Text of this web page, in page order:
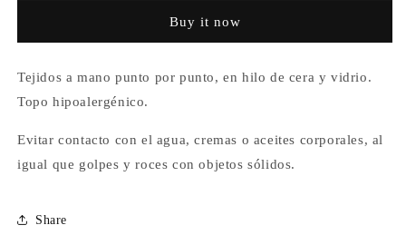
del
Princesa
del
Buy it now
Tejidos a mano punto por punto, en hilo de cera y vidrio.
Topo hipoalergénico.
Evitar contacto con el agua, cremas o aceites corporales, al
igual que golpes y roces con objetos sólidos.
Share